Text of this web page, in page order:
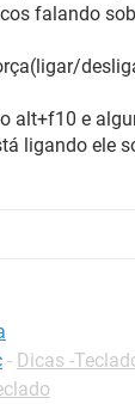
falando
alt+f10 e
ligando ele
- Dicas -